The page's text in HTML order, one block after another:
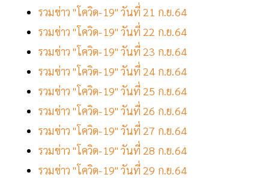
รวมข่าว "โควิด-19" วันที่ 21 ก.ย.64
รวมข่าว "โควิด-19" วันที่ 22 ก.ย.64
รวมข่าว "โควิด-19" วันที่ 23 ก.ย.64
รวมข่าว "โควิด-19" วันที่ 24 ก.ย.64
รวมข่าว "โควิด-19" วันที่ 25 ก.ย.64
รวมข่าว "โควิด-19" วันที่ 26 ก.ย.64
รวมข่าว "โควิด-19" วันที่ 27 ก.ย.64
รวมข่าว "โควิด-19" วันที่ 28 ก.ย.64
รวมข่าว "โควิด-19" วันที่ 29 ก.ย.64